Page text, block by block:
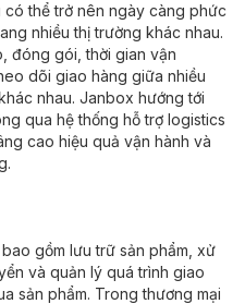
thể trở nên ngày càng phức
nhiều thị trường khác nhau.
đóng gói, thời gian vận
dõi giao hàng giữa nhiều
nhau. Janbox hướng tới
qua hệ thống hỗ trợ logistics
cao hiệu quả vận hành và
gồm lưu trữ sản phẩm, xử
và quản lý quá trình giao
sản phẩm. Trong thương mại